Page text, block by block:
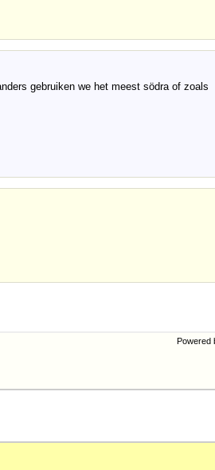
gebruiken we het meest södra of zoals
Powered